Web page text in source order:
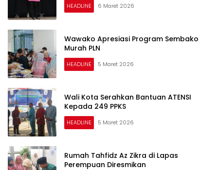
HEADLINE 6 Maret 2026
Wawako Apresiasi Program Sembako
Murah PLN
HEADLINE 5 Maret 2026
Wali Kota Serahkan Bantuan ATENSI
Kepada 249 PPKS
HEADLINE 5 Maret 2026
Rumah Tahfidz Az Zikra di Lapas
Perempuan Diresmikan